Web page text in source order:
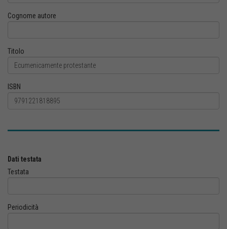
Cognome autore
Titolo
ISBN
Dati testata
Testata
Periodicità